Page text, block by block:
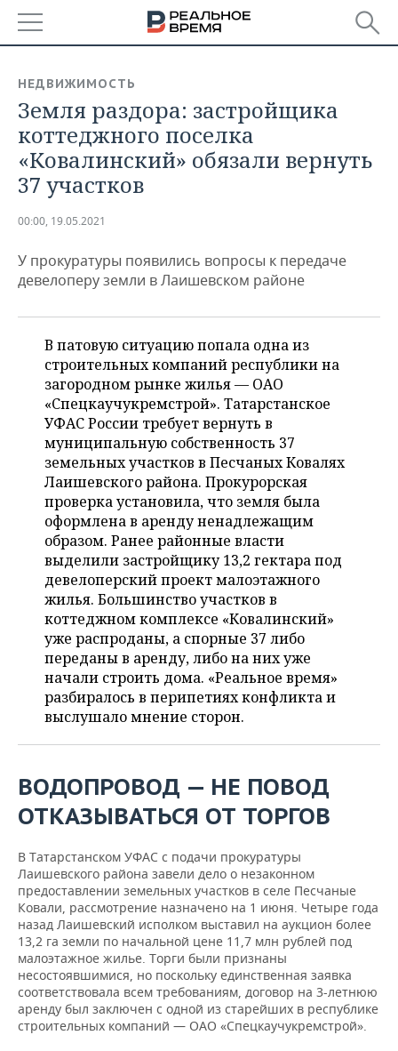
БАШКОРТОСТАН
ТАТАРСТАН
УДМУРТИЯ
НОВОСТИ
АНАЛИТИКА
НОВОСТИ АНАЛИТИКИ
ДЕКЛАРАЦИИ О ДОХОДАХ
КОРОЛИ ГОСЗАКАЗА ПФО
КОМУ ПРИНАДЛЕЖАТ
ТОРГОВЫЕ ЦЕНТРЫ
ТАТАРСТАНА
ЭКОНОМИКА
НОВОСТИ ЭКОНОМИКИ
ФИНАНСЫ
БЮДЖЕТ
ИНВЕСТИЦИИ
ПРОМЫШЛЕННОСТЬ
НОВОСТИ
ПРОМЫШЛЕННОСТИ
АГРОПРОМ
МАШИНОСТРОЕНИЕ
НЕФТЕХИМИЯ
НЕФТЬ
ОПК
ЭНЕРГЕТИКА
НЕДВИЖИМОСТЬ
НОВОСТИ АВТО
БИЗНЕС
НОВОСТИ БИЗНЕСА
РОЗНИЧНАЯ ТОРГОВЛЯ
ТРАНСПОРТ
УСЛУГИ
ТЕХНОЛОГИИ
НОВОСТИ ТЕХНОЛОГИЙ
МЕДИА
ТЕЛЕКОММУНИКАЦИИ
МЕРОПРИЯТИЯ
НОВОСТИ МЕРОПРИЯТИЙ
ВЫЕЗДНАЯ РЕДАКЦИЯ
БИЗНЕС-БРАНЧИ
ONLINE-КОНФЕРЕНЦИИ
ОТКРЫТАЯ ЛЕКЦИЯ
СПОРТ
НОВОСТИ СПОРТА
ФУТБОЛ
ХОККЕЙ
БАСКЕТБОЛ
ВОЛЕЙБОЛ
КИБЕРСПОРТ
ВОДНЫЕ ВИДЫ СПОРТА
ОБЩЕСТВО
НОВОСТИ ОБЩЕСТВА
ВЛАСТЬ
ИНФРАСТРУКТУРА
ИСТОРИЯ
КУЛЬТУРА
ОБРАЗОВАНИЕ
ФОТОГАЛЕРЕЯ
СЮЖЕТЫ
СПРАВОЧНИК
СПИСОК ПЕРСОН
СПИСОК КОМПАНИЙ
ПОЛНАЯ ВЕРСИЯ
НЕДВИЖИМОСТЬ
Земля раздора: застройщика
коттеджного поселка
«Ковалинский» обязали вернуть
37 участков
00:00, 19.05.2021
У прокуратуры появились вопросы к передаче
девелоперу земли в Лаишевском районе
В патовую ситуацию попала одна из
строительных компаний республики на
загородном рынке жилья — ОАО
«Спецкаучукремстрой». Татарстанское
УФАС России требует вернуть в
муниципальную собственность 37
земельных участков в Песчаных Ковалях
Лаишевского района. Прокурорская
проверка установила, что земля была
оформлена в аренду ненадлежащим
образом. Ранее районные власти
выделили застройщику 13,2 гектара под
девелоперский проект малоэтажного
жилья. Большинство участков в
коттеджном комплексе «Ковалинский»
уже распроданы, а спорные 37 либо
переданы в аренду, либо на них уже
начали строить дома. «Реальное время»
разбиралось в перипетиях конфликта и
выслушало мнение сторон.
ВОДОПРОВОД — НЕ ПОВОД
ОТКАЗЫВАТЬСЯ ОТ ТОРГОВ
В Татарстанском УФАС с подачи прокуратуры
Лаишевского района завели дело о незаконном
предоставлении земельных участков в селе Песчаные
Ковали, рассмотрение назначено на 1 июня. Четыре года
назад Лаишевский исполком выставил на аукцион более
13,2 га земли по начальной цене 11,7 млн рублей под
малоэтажное жилье. Торги были признаны
несостоявшимися, но поскольку единственная заявка
соответствовала всем требованиям, договор на 3-летнюю
аренду был заключен с одной из старейших в республике
строительных компаний — ОАО «Спецкаучукремстрой».